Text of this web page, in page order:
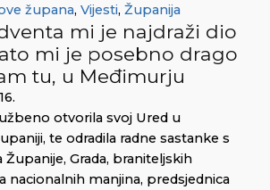
župana, Vijesti, Županija
mi je najdraži dio
mi je posebno drago
tu, u Međimurju
otvorila svoj Ured u
te odradila radne sastanke s
Grada, braniteljskih
nacionalnih manjina, predsjednica